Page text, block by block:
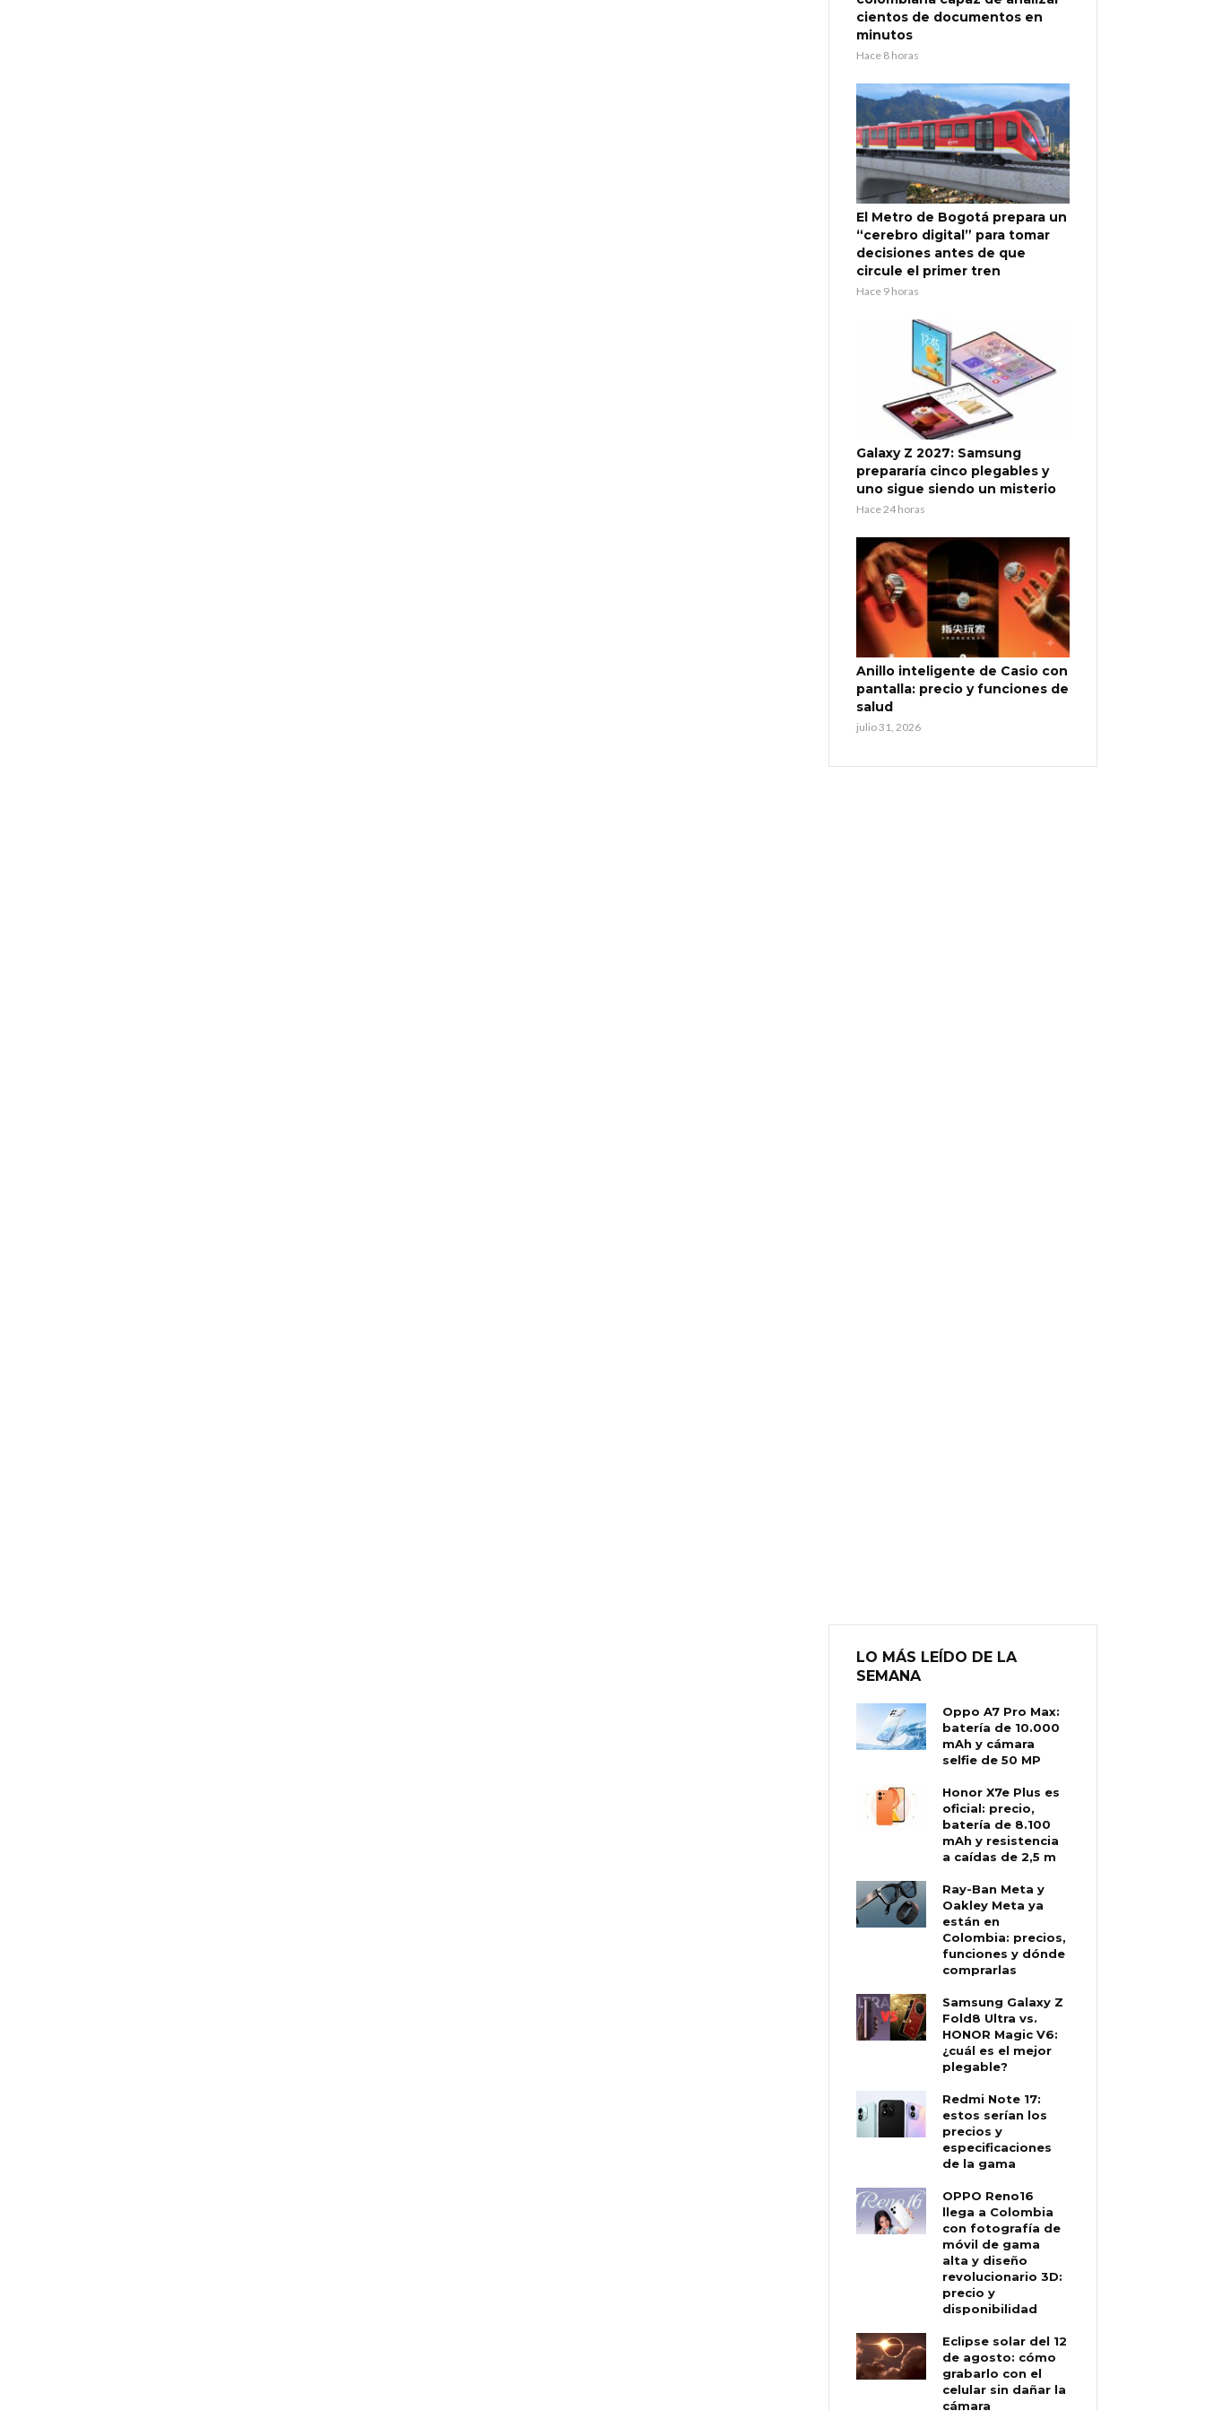
cientos de documentos en
minutos
Hace 8 horas
El Metro de Bogotá prepara un
“cerebro digital” para tomar
decisiones antes de que
circule el primer tren
Hace 9 horas
Galaxy Z 2027: Samsung
prepararía cinco plegables y
uno sigue siendo un misterio
Hace 24 horas
Anillo inteligente de Casio con
pantalla: precio y funciones de
salud
julio 31, 2026
LO MÁS LEÍDO DE LA
SEMANA
Oppo A7 Pro Max:
batería de 10.000
mAh y cámara
selfie de 50 MP
Honor X7e Plus es
oficial: precio,
batería de 8.100
mAh y resistencia
a caídas de 2,5 m
Ray-Ban Meta y
Oakley Meta ya
están en
Colombia: precios,
funciones y dónde
comprarlas
Samsung Galaxy Z
Fold8 Ultra vs.
HONOR Magic V6:
¿cuál es el mejor
plegable?
Redmi Note 17:
estos serían los
precios y
especificaciones
de la gama
OPPO Reno16
llega a Colombia
con fotografía de
móvil de gama
alta y diseño
revolucionario 3D:
precio y
disponibilidad
Eclipse solar del 12
de agosto: cómo
grabarlo con el
celular sin dañar la
cámara